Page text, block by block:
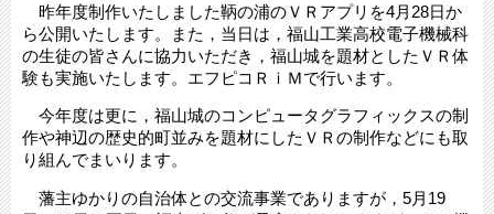
昨年度制作いたしました鞆の浦のＶＲアプリを4月28日か
ら公開いたします。また，当日は，福山工業高校電子機械科
の生徒の皆さんに協力いただき，福山城を題材としたＶＲ体
験も実施いたします。エフピコＲｉＭで行います。
今年度は更に，福山城のコンピュータグラフィックスの制
作や神辺の歴史的町並みを題材にしたＶＲの制作などにも取
り組んでまいります。
藩主ゆかりの自治体との交流事業でありますが，5月19